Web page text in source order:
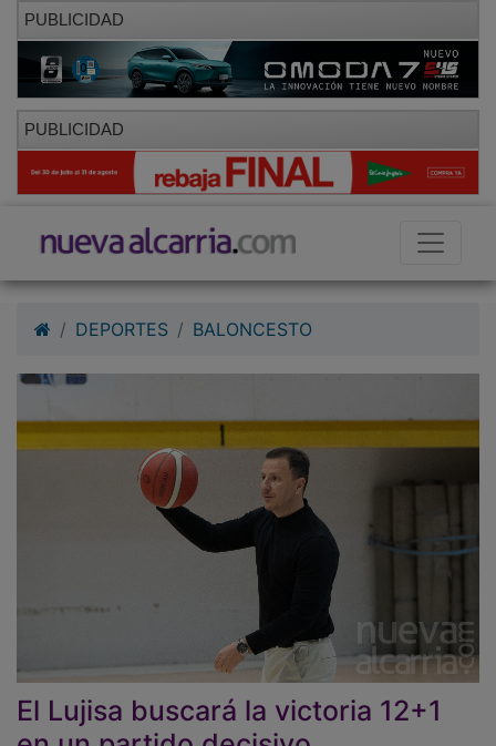
PUBLICIDAD
PUBLICIDAD
El Lujisa buscará la victoria 12+1
en un partido decisivo